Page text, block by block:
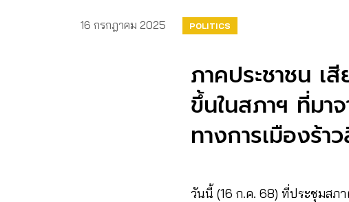
16 กรกฎาคม 2025 POLITICS
ภาคประชาชน เ
ขึ้นในสภาฯ ที่มา
ทางการเมืองร้า
วันนี้ (16 ก.ค. 68) ที่ประชุมสภ